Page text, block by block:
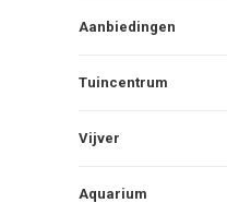
Aanbiedingen
Tuincentrum
Vijver
Aquarium